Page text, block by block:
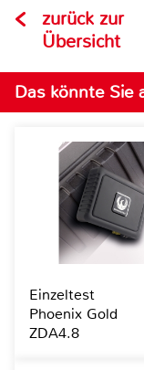
zurück zur
Übersicht
Das könnte Sie
Einzeltest
Phoenix Gold
ZDA4.8